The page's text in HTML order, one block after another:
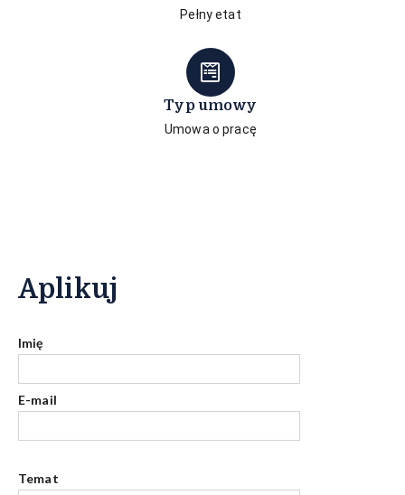
Pełny etat
Typ umowy
Umowa o pracę
Aplikuj
Imię
E-mail
Temat